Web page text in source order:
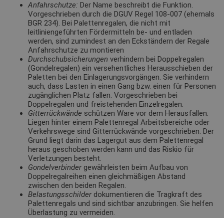
Anfahrschutze: Der Name beschreibt die Funktion.
Vorgeschrieben durch die DGUV Regel 108-007 (ehemals
BGR 234). Bei Palettenregalen, die nicht mit
leitliniengeführten Fördermitteln be- und entladen
werden, sind zumindest an den Eckständern der Regale
Anfahrschutze zu montieren
Durchschubsicherungen verhindern bei Doppelregalen
(Gondelregalen) ein versehentliches Herausschieben der
Paletten bei den Einlagerungsvorgängen. Sie verhindern
auch, dass Lasten in einen Gang bzw. einen für Personen
zugänglichen Platz fallen. Vorgeschrieben bei
Doppelregalen und freistehenden Einzelregalen.
Gitterrückwände schützen Ware vor dem Herausfallen.
Liegen hinter einem Palettenregal Arbeitsbereiche oder
Verkehrswege sind Gitterrückwände vorgeschrieben. Der
Grund liegt darin das Lagergut aus dem Palettenregal
heraus geschoben werden kann und das Riskio für
Verletzungen besteht.
Gondelverbinder gewährleisten beim Aufbau von
Doppelregalreihen einen gleichmäßigen Abstand
zwischen den beiden Regalen.
Belastungsschilder dokumentieren die Tragkraft des
Palettenregals und sind sichtbar anzubringen. Sie helfen
Überlastung zu vermeiden.